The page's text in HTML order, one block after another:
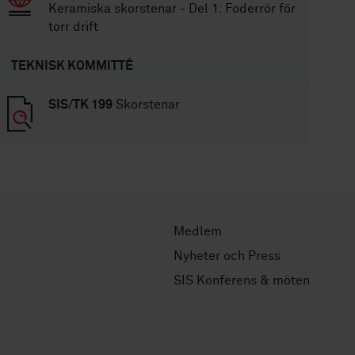
Keramiska skorstenar - Del 1: Foderrör för
torr drift
TEKNISK KOMMITTÉ
SIS/TK 199 Skorstenar
Medlem
Nyheter och Press
SIS Konferens & möten